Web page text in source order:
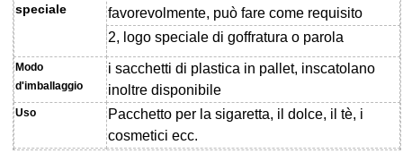
speciale
favorevolmente, può fare come requisito
2, logo speciale di goffratura o parola
Modo
d'imballaggio
i sacchetti di plastica in pallet, inscatolano
inoltre disponibile
Uso
Pacchetto per la sigaretta, il dolce, il tè, i
cosmetici ecc.